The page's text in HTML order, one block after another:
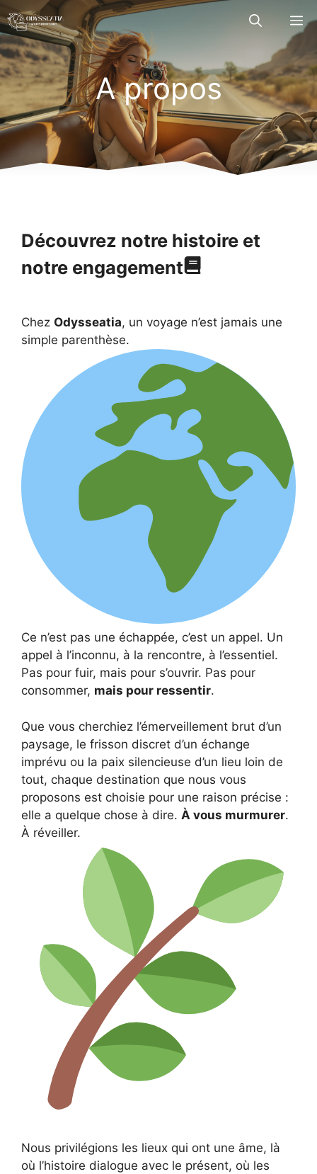
Aller
au
contenu
A propos
Découvrez notre histoire et
notre engagement
Chez Odysseatia, un voyage n’est jamais une
simple parenthèse.
Ce n’est pas une échappée, c’est un appel. Un
appel à l’inconnu, à la rencontre, à l’essentiel.
Pas pour fuir, mais pour s’ouvrir. Pas pour
consommer, mais pour ressentir.
Que vous cherchiez l’émerveillement brut d’un
paysage, le frisson discret d’un échange
imprévu ou la paix silencieuse d’un lieu loin de
tout, chaque destination que nous vous
proposons est choisie pour une raison précise :
elle a quelque chose à dire. À vous murmurer.
À réveiller.
Nous privilégions les lieux qui ont une âme, là
où l’histoire dialogue avec le présent, où les